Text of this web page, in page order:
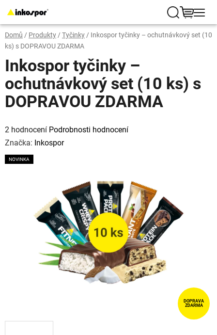
na
obsah
Hledat
KOŠÍK
Domů / Produkty/ Tyčinky/ Inkospor tyčinky – ochutnávkový set (10
ks) s DOPRAVOU ZDARMA
Inkospor tyčinky –
ochutnávkový set (10 ks) s
DOPRAVOU ZDARMA
hodnocení
produktu
je
5,0
z
5
2 hodnocení Podrobnosti hodnocení
Značka: Inkospor
NOVINKA
DOPRAVA
ZDARMA